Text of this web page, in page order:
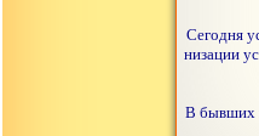
Сегодня
низации
В бывших